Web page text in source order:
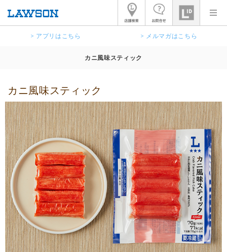
> アプリはこちら > メルマガはこちら
カニ風味スティック
カニ風味スティック